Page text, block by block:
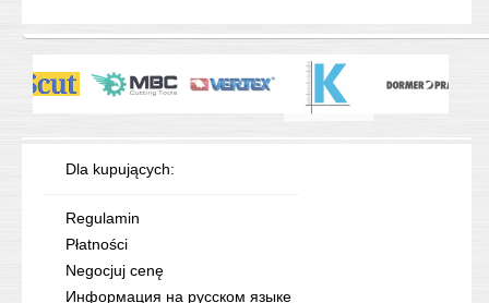
Dla kupujących:
Regulamin
Płatności
Negocjuj cenę
Информация на русском языке